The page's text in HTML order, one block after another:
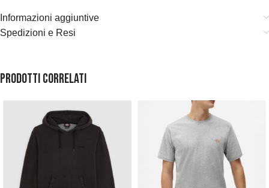
Informazioni aggiuntive
Spedizioni e Resi
Prodotti correlati